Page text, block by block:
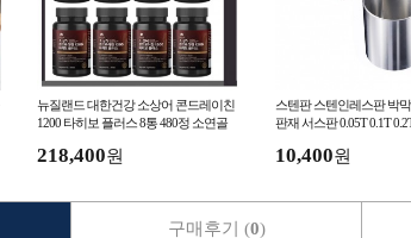
뉴질랜드 대한건강 소상어 콘드레이친
1200 타히보 플러스 8통 480정 소연골
218,400원
스텐판 스텐인레스판 박
판재 서스판 0.05T 0.1T
10,400원
구매후기 (0)